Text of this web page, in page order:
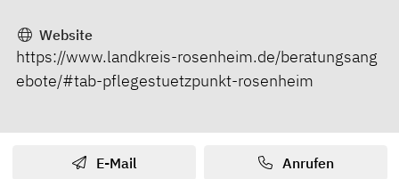
Website
https://www.landkreis-rosenheim.de/beratungsang
ebote/#tab-pflegestuetzpunkt-rosenheim
E-Mail Anrufen